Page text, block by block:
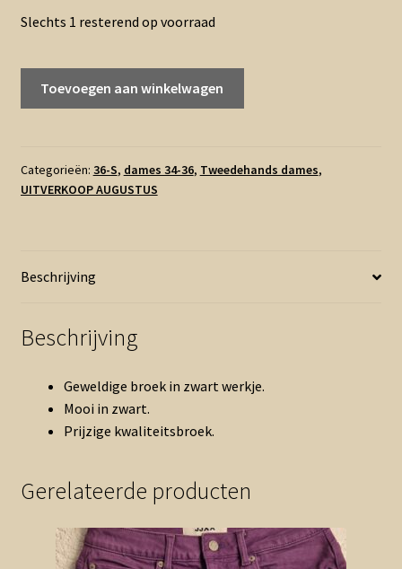
was:
€15.00.
is:
€7.50.
Slechts 1 resterend op voorraad
the
fit
(1225ang2)
Toevoegen aan winkelwagen
Categorieën: 36-S, dames 34-36, Tweedehands dames,
UITVERKOOP AUGUSTUS
Beschrijving
Beschrijving
Geweldige broek in zwart werkje.
Mooi in zwart.
Prijzige kwaliteitsbroek.
Gerelateerde producten